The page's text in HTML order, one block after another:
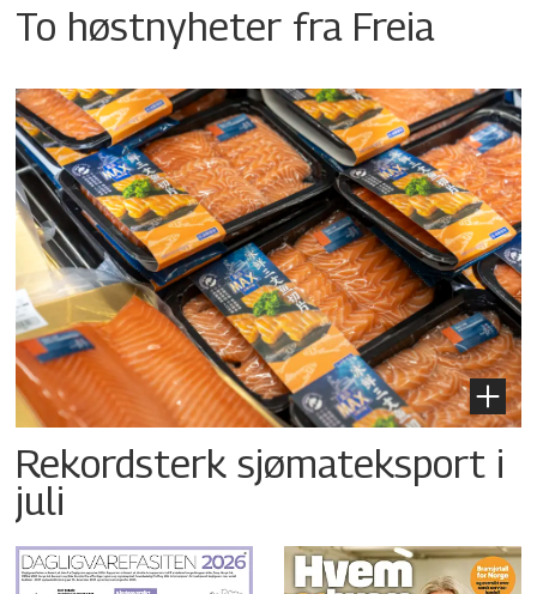
To høstnyheter fra Freia
Rekordsterk sjømateksport i
juli